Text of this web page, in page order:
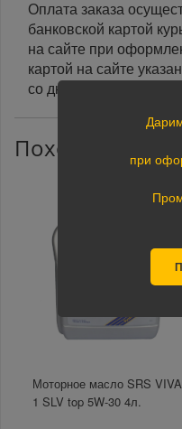
Оплата заказа
банковской картой
на сайте при
картой на сайте
со дня поступления
Похожие товары
Моторное масло SRS VIVA
1 SLV top 5W-30 4л.
при